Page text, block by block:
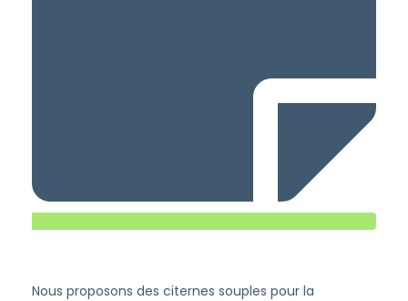
Nous proposons des citernes souples pour la